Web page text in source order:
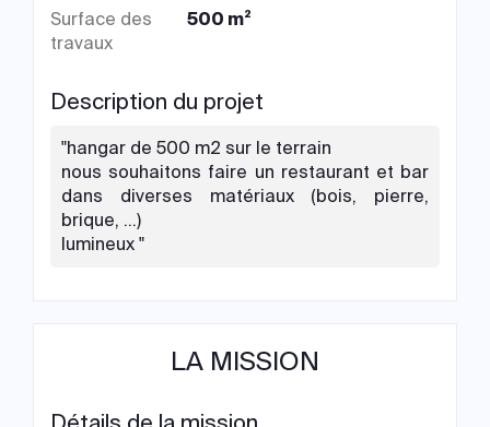
Surface des
travaux
500 m²
Description du projet
"hangar de 500 m2 sur le terrain
nous souhaitons faire un restaurant et bar
dans diverses matériaux (bois, pierre,
brique, …)
lumineux "
LA MISSION